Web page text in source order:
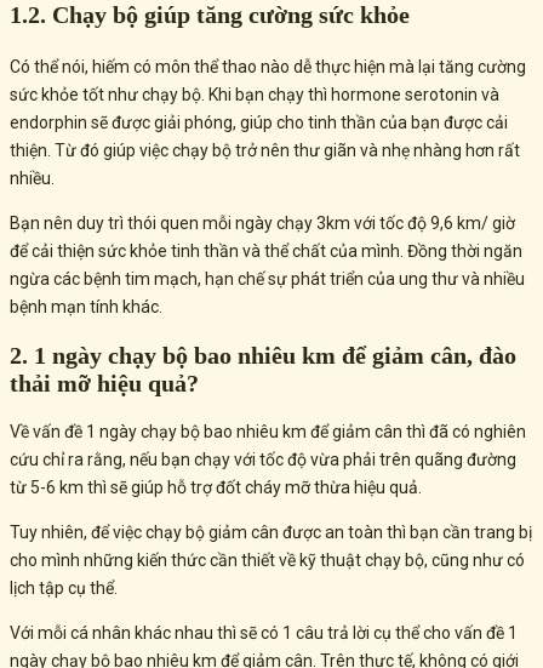
1.2. Chạy bộ giúp tăng cường sức khỏe
Có thể nói, hiếm có môn thể thao nào dễ thực hiện mà lại tăng cường
sức khỏe tốt như chạy bộ. Khi bạn chạy thì hormone serotonin và
endorphin sẽ được giải phóng, giúp cho tinh thần của bạn được cải
thiện. Từ đó giúp việc chạy bộ trở nên thư giãn và nhẹ nhàng hơn rất
nhiều.
Bạn nên duy trì thói quen mỗi ngày chạy 3km với tốc độ 9,6 km/ giờ
để cải thiện sức khỏe tinh thần và thể chất của mình. Đồng thời ngăn
ngừa các bệnh tim mạch, hạn chế sự phát triển của ung thư và nhiều
bệnh mạn tính khác.
2. 1 ngày chạy bộ bao nhiêu km để giảm cân, đào
thải mỡ hiệu quả?
Về vấn đề 1 ngày chạy bộ bao nhiêu km để giảm cân thì đã có nghiên
cứu chỉ ra rằng, nếu bạn chạy với tốc độ vừa phải trên quãng đường
từ 5-6 km thì sẽ giúp hỗ trợ đốt cháy mỡ thừa hiệu quả.
Tuy nhiên, để việc chạy bộ giảm cân được an toàn thì bạn cần trang bị
cho mình những kiến thức cần thiết về kỹ thuật chạy bộ, cũng như có
lịch tập cụ thể.
Với mỗi cá nhân khác nhau thì sẽ có 1 câu trả lời cụ thể cho vấn đề 1
ngày chạy bộ bao nhiêu km để giảm cân. Trên thực tế, không có giới